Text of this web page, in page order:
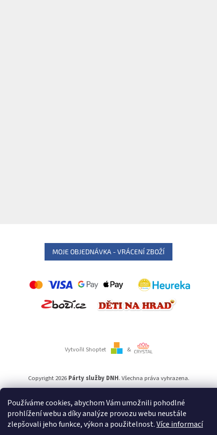
Používáme cookies, abychom Vám umožnili pohodlné
prohlížení webu a díky analýze provozu webu neustále
zlepšovali jeho funkce, výkon a použitelnost.Více informací
MOJE OBJEDNÁVKA - VRÁCENÍ ZBOŽÍ
Vytvořil Shoptet &
Copyright 2026 Párty služby DNH. Všechna práva vyhrazena.
Používámeověření věku Adulto